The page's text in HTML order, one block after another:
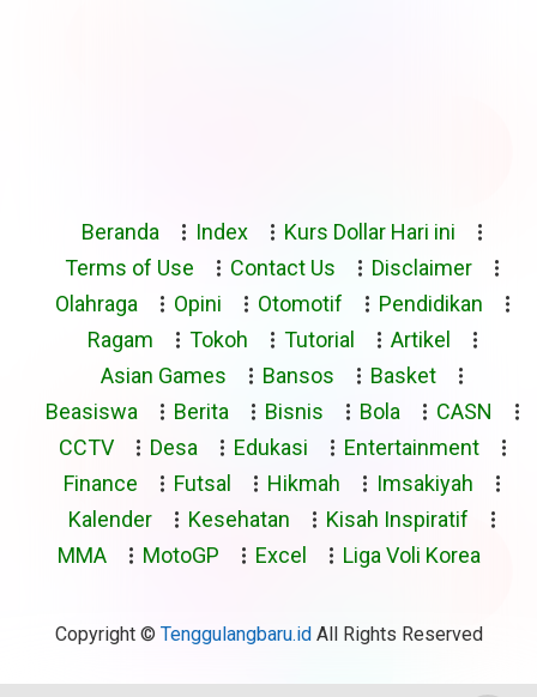
Beranda Index
Kurs Dollar Hari ini
Terms of Use
Contact Us
Disclaimer
Olahraga
Opini Otomotif
Pendidikan
Ragam
Tokoh Tutorial
Artikel
Asian Games
Bansos
Basket
Beasiswa
Berita Bisnis Bola
CASN
CCTV
Desa Edukasi
Entertainment
Finance
Futsal Hikmah
Imsakiyah
Kalender
Kesehatan
Kisah Inspiratif
MMA
MotoGP Excel Liga Voli Korea
Copyright © Tenggulangbaru.idAll Rights Reserved